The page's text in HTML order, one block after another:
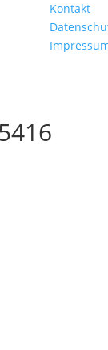
Kontakt